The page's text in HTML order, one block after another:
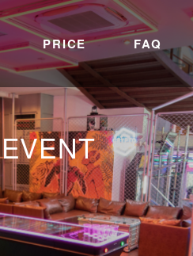
PRICE FAQ
EVENT